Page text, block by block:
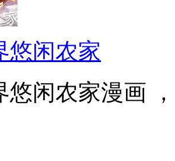
悠闲农家
悠闲农家漫画